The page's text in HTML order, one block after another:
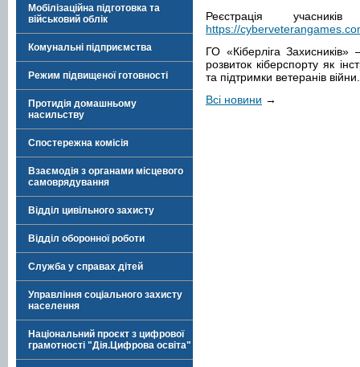
Мобілізаційна підготовка та
військовий облік
Комунальні підприємства
Режим підвищеної готовності
Протидія домашньому
насильству
Спостережна комісія
Взаємодія з органами місцевого
самоврядування
Відділ цивільного захисту
Відділ оборонної роботи
Служба у справах дітей
Управління соціального захисту
населення
Національний проєкт з цифрової
грамотності "Дія.Цифрова освіта"
Реєстрація
https://
ГО «Кіберліга Захисників»
розвиток кіберспорту як
та підтримки ветеранів війни.
Всі новини →